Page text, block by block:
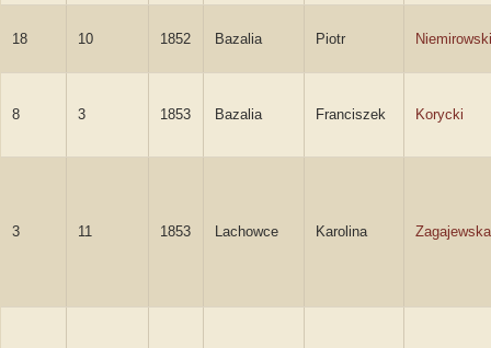
18 10 1852 Bazalia Piotr Niemirowski
8 3 1853 Bazalia Franciszek Korycki
3 11 1853 Lachowce Karolina Zagajewska